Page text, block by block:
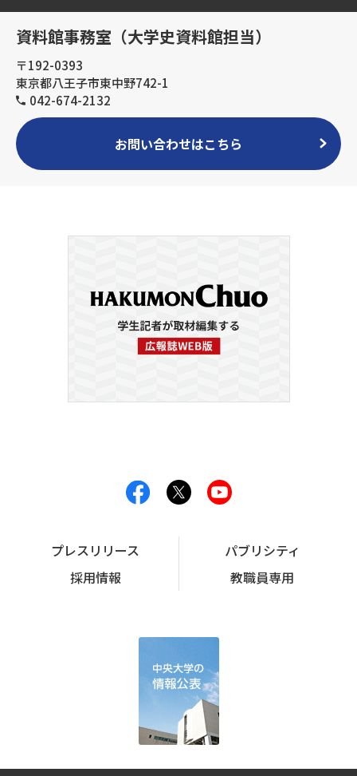
資料館事務室（大学史資料館担当）
〒192-0393
東京都八王子市東中野742-1
042-674-2132
お問い合わせはこちら
プレスリリース
パブリシティ
採用情報
教職員専用